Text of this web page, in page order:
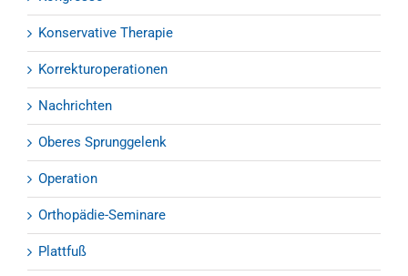
Konservative Therapie
Korrekturoperationen
Nachrichten
Oberes Sprunggelenk
Operation
Orthopädie-Seminare
Plattfuß